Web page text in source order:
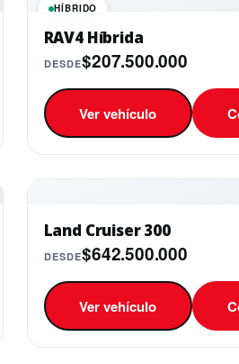
HÍBRIDO
RAV4 Híbrida
DESDE$207.500.000
Ver vehículo
Land Cruiser 300
DESDE$642.500.000
Ver vehículo